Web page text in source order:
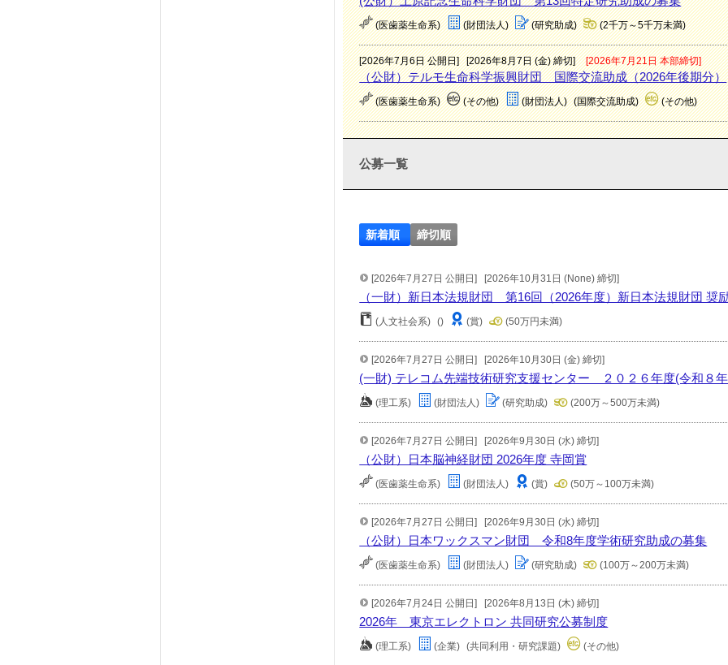
(医歯薬生命系) (財団法人) (研究助成) (2千万～5千万未満)
[2026年7月6日 公開日] [2026年8月7日 (金) 締切] [2026年7月21日 本部締切]
（公財）テルモ生命科学振興財団 国際交流助成（2026年後期分）
(医歯薬生命系) (その他) (財団法人) (国際交流助成) (その他)
公募一覧
新着順 締切順
[2026年7月27日 公開日] [2026年10月31日 (None) 締切]
（一財）新日本法規財団 第16回（2026年度）新日本法規財団 奨
(人文社会系) () (賞) (50万円未満)
[2026年7月27日 公開日] [2026年10月30日 (金) 締切]
(一財) テレコム先端技術研究支援センター ２０２６年度(令和８
(理工系) (財団法人) (研究助成) (200万～500万未満)
[2026年7月27日 公開日] [2026年9月30日 (水) 締切]
（公財）日本脳神経財団 2026年度 寺岡賞
(医歯薬生命系) (財団法人) (賞) (50万～100万未満)
[2026年7月27日 公開日] [2026年9月30日 (水) 締切]
（公財）日本ワックスマン財団 令和8年度学術研究助成の募集
(医歯薬生命系) (財団法人) (研究助成) (100万～200万未満)
[2026年7月24日 公開日] [2026年8月13日 (木) 締切]
2026年 東京エレクトロン 共同研究公募制度
(理工系) (企業) (共同利用・研究課題) (その他)